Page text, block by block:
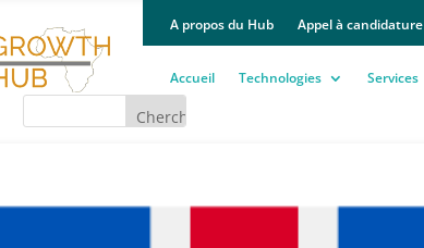
A propos du Hub Appel à candidature
Accueil Technologies Services